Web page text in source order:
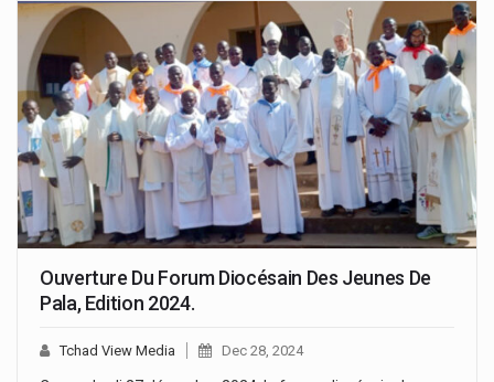
Ouverture Du Forum Diocésain Des Jeunes De
Pala, Edition 2024.
Tchad View Media Dec 28, 2024